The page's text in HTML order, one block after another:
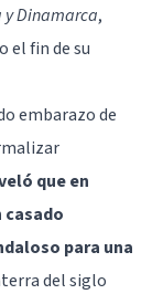
y Dinamarca,
el fin de su
embarazo de
que en
casado
para una
del siglo